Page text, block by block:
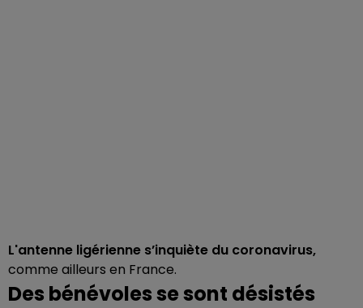
L'antenne ligérienne s’inquiète du coronavirus,
comme ailleurs en France.
Des bénévoles se sont désistés